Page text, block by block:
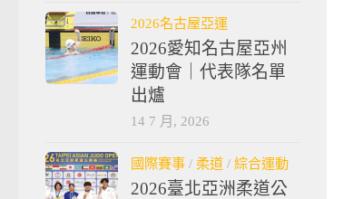
2026名古屋亞運
2026愛知名古屋亞州
運動會｜代表隊名單
出爐
14 7 月, 2026
國際賽事 / 柔道 / 綜合運動
2026臺北亞洲柔道公